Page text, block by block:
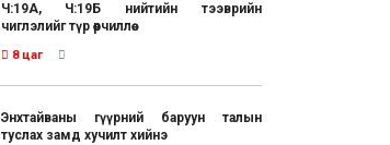
Ч:19А, Ч:19Б нийтийн тээврийн
чиглэлийг түр өөрчиллөө
8 цаг
Энхтайваны гүүрний баруун талын
туслах замд хучилт хийнэ